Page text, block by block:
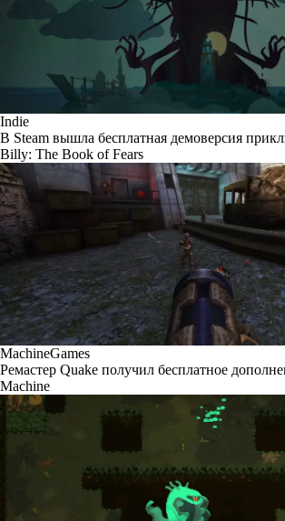
Indie
В Steam вышла бесплатная демоверсия
Billy: The Book of Fears
MachineGames
Ремастер Quake получил бесплатное
Machine